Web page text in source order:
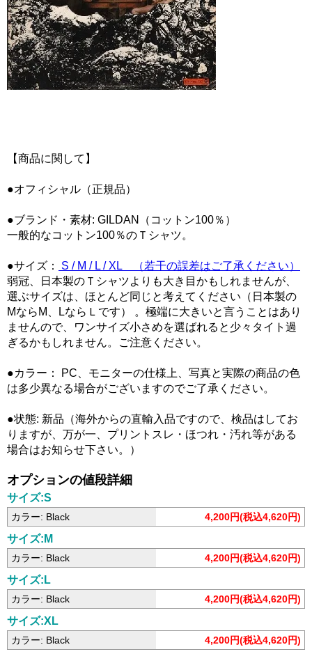
【商品に関して】
●オフィシャル（正規品）
●ブランド・素材: GILDAN（コットン100％）
一般的なコットン100％のＴシャツ。
●サイズ：
S / M / L / XL （若干の誤差はご了承ください）
弱冠、日本製のＴシャツよりも大き目かもしれませんが、
選ぶサイズは、ほとんど同じと考えてください（日本製の
MならM、LならＬです） 。極端に大きいと言うことはあり
ませんので、ワンサイズ小さめを選ばれると少々タイト過
ぎるかもしれません。ご注意ください。
●カラー： PC、モニターの仕様上、写真と実際の商品の色
は多少異なる場合がございますのでご了承ください。
●状態: 新品（海外からの直輸入品ですので、検品はしてお
りますが、万が一、プリントスレ・ほつれ・汚れ等がある
場合はお知らせ下さい。）
オプションの値段詳細
サイズ:S
カラー: Black 4,200円(税込4,620円)
サイズ:M
カラー: Black 4,200円(税込4,620円)
サイズ:L
カラー: Black 4,200円(税込4,620円)
サイズ:XL
カラー: Black 4,200円(税込4,620円)